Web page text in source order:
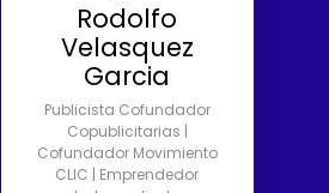
Rodolfo
Velasquez
Garcia
Publicista Cofundador
Copublicitarias |
Cofundador Movimiento
CLIC | Emprendedor